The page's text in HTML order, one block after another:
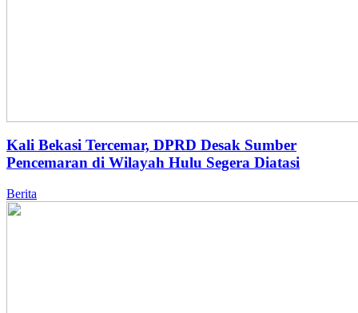
Kali Bekasi Tercemar, DPRD Desak Sumber
Pencemaran di Wilayah Hulu Segera Diatasi
Berita